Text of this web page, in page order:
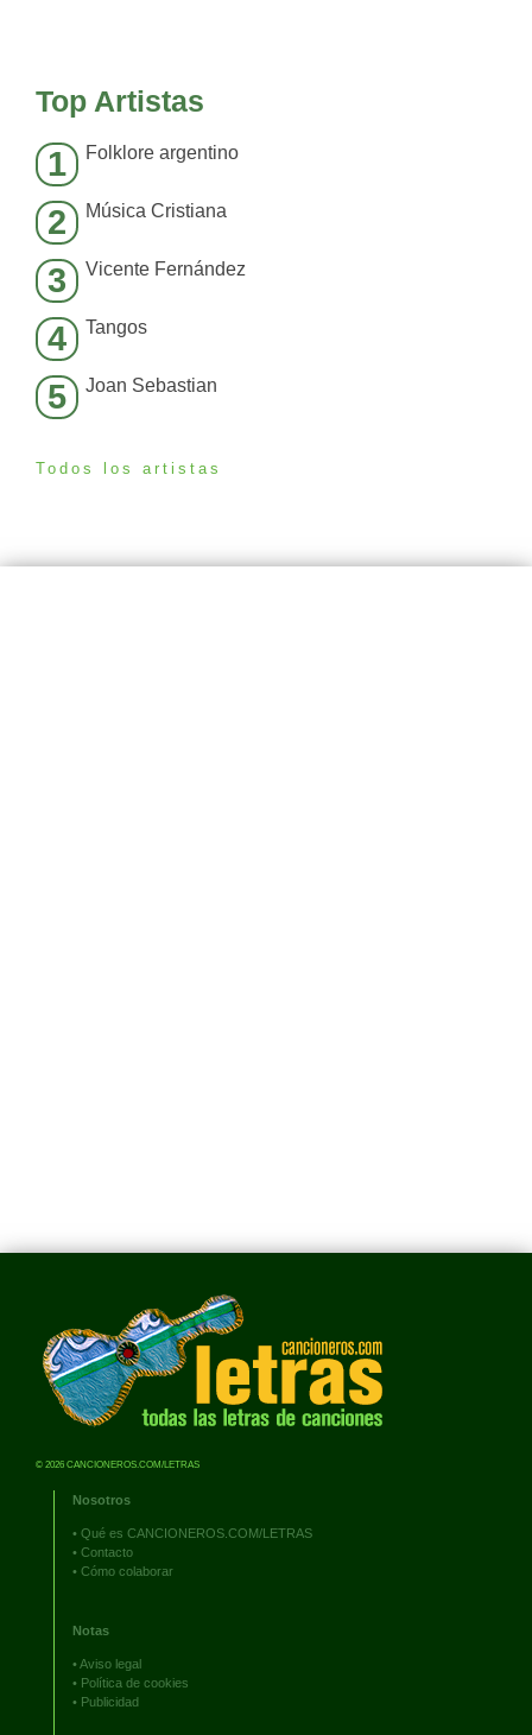
Top Artistas
1 Folklore argentino
2 Música Cristiana
3 Vicente Fernández
4 Tangos
5 Joan Sebastian
Todos los artistas
© 2026 CANCIONEROS.COM/LETRAS
Nosotros
• Qué es CANCIONEROS.COM/LETRAS
• Contacto
• Cómo colaborar
Notas
•Aviso legal
• Política de cookies
• Publicidad